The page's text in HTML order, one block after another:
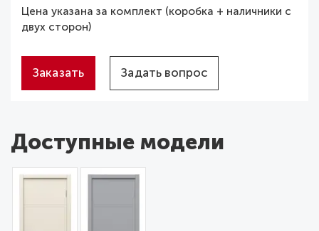
Цена указана за комплект (коробка + наличники с
двух сторон)
Заказать Задать вопрос
Доступные модели